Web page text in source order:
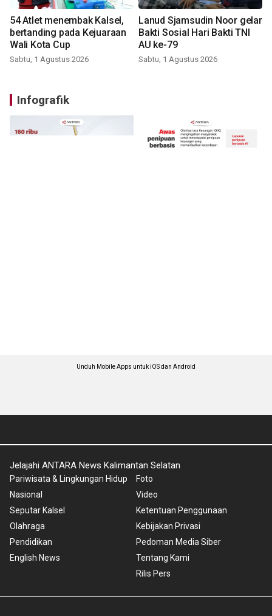
54 Atlet menembak Kalsel,
bertanding pada Kejuaraan
Wali Kota Cup
Sabtu, 1 Agustus 2026
Lanud Sjamsudin Noor gelar
Bakti Sosial Hari Bakti TNI
AU ke-79
Sabtu, 1 Agustus 2026
Infografik
Unduh Mobile Apps untuk iOS dan Android
Jelajahi ANTARA News Kalimantan Selatan
Pariwisata & Lingkungan Hidup
Nasional
Seputar Kalsel
Olahraga
Pendidikan
English News
Foto
Video
Ketentuan Penggunaan
Kebijakan Privasi
Pedoman Media Siber
Tentang Kami
Rilis Pers